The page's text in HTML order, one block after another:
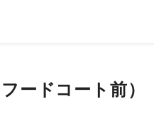
ードコート前）